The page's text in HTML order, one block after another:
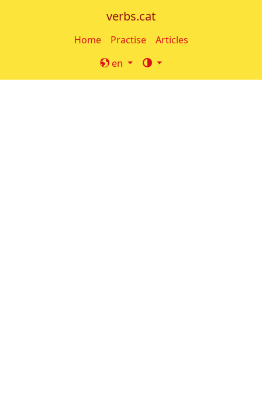
verbs.cat
Home Practise
Articles
en